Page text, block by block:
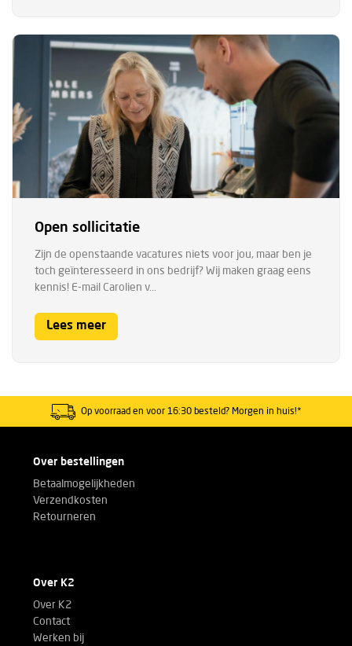
Open sollicitatie
Zijn de openstaande vacatures niets voor jou, maar ben je
toch geïnteresseerd in ons bedrijf? Wij maken graag eens
kennis! E-mail Carolien v...
Lees meer
Op voorraad en voor 16:30 besteld? Morgen in huis!*
Over bestellingen
Betaalmogelijkheden
Verzendkosten
Retourneren
Over K2
Over K2
Contact
Werken bij